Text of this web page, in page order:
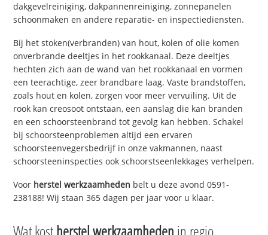
dakgevelreiniging, dakpannenreiniging, zonnepanelen
schoonmaken en andere reparatie- en inspectiediensten.
Bij het stoken(verbranden) van hout, kolen of olie komen
onverbrande deeltjes in het rookkanaal. Deze deeltjes
hechten zich aan de wand van het rookkanaal en vormen
een teerachtige, zeer brandbare laag. Vaste brandstoffen,
zoals hout en kolen, zorgen voor meer vervuiling. Uit de
rook kan creosoot ontstaan, een aanslag die kan branden
en een schoorsteenbrand tot gevolg kan hebben. Schakel
bij schoorsteenproblemen altijd een ervaren
schoorsteenvegersbedrijf in onze vakmannen, naast
schoorsteeninspecties ook schoorstseenlekkages verhelpen.
Voor herstel werkzaamheden belt u deze avond 0591-
238188! Wij staan 365 dagen per jaar voor u klaar.
Wat kostherstel werkzaamheden in regio